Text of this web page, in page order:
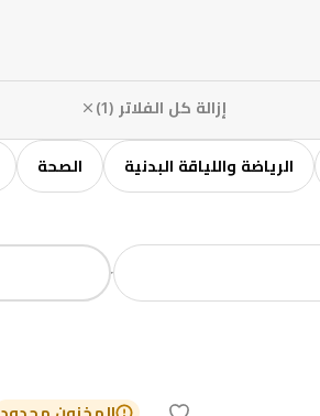
إزالة كل الفلاتر (1)
الرياضة واللياقة البدنية الصحة